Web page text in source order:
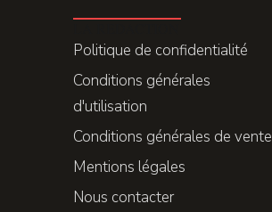
Politique de confidentialité
Conditions générales
d'utilisation
Conditions générales de vente
Mentions légales
Nous contacter